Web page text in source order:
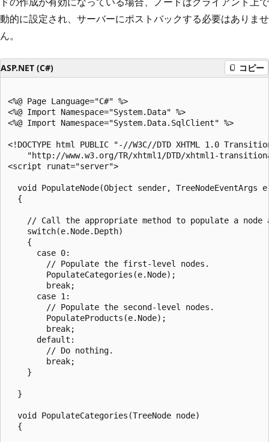
動的に設定され、サーバーにポストバックする必要はありませ
ん。
ASP.NET (C#) コピー
<%@ Page Language="C#" %>
<%@ Import Namespace="System.Data" %>
<%@ Import Namespace="System.Data.SqlClient" %>
<!DOCTYPE html PUBLIC "-//W3C//DTD XHTML 1.0
"http://www.w3.org/TR/xhtml1/DTD/xhtml1-
<script runat="server">
void PopulateNode(Object sender, TreeNodeEventArgs
  {
// Call the appropriate method to populate a node
    switch(e.Node.Depth)
    {
      case 0:
        // Populate the first-level nodes.
        PopulateCategories(e.Node);
        break;
      case 1:
        // Populate the second-level nodes.
        PopulateProducts(e.Node);
        break;
      default:
        // Do nothing.
        break;
    }
  }
  void PopulateCategories(TreeNode node)
  {